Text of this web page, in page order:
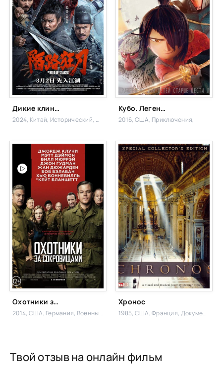
Дикие клинки незнакомцев
2024, Китай, Исторический, Драма
Кубо. Легенда о самурае
2016, США, Приключения,
Охотники за сокровищами
2014, США, Германия, Военный, Комедия,
Хронос
1985, США, Франция, Документальный,
Твой отзыв на онлайн фильм